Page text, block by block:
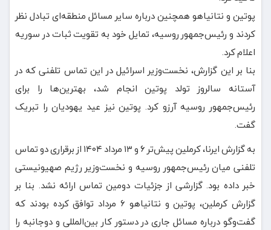
پوتین و نتانیاهو همچنین درباره سایر مسائل منطقه‌ای تبادل نظر
کردند و رئیس‌جمهور روسیه، تمایل خود به تقویت ثبات در سوریه
اعلام کرد.
بنا بر این گزارش، نخست‌وزیر اسرائیل در این تماس تلفنی که در
آستانه سالروز تولد پوتین انجام شد، بهترین‌ها را برای
رئیس‌جمهور روسیه آرزو کرد. پوتین نیز عید یهودیان را تبریک
گفت.
به گزارش ایرنا، کرملین پیش‌تر ۶ و ۱۳ مرداد ۱۴۰۴ از برقراری دو تماس
تلفنی میان رئیس‌جمهور روسیه و نخست‌وزیر رژیم صهیونیستی
خبر داده بود. گزارشی از جزئیات دومین تماس ارائه نشد. بنا بر
گزارش کرملین،‌ پوتین و نتانیاهو ۶ مرداد توافق کرده بودند که
گفت‌وگو درباره مسائل جاری در دستور کار بین‌المللی و دوجانبه را